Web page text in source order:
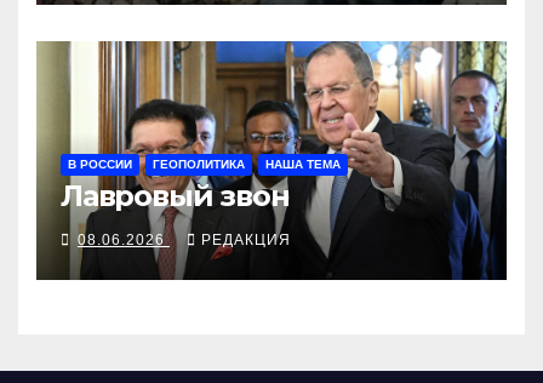
В РОССИИ ГЕОПОЛИТИКА НАША ТЕМА
Лавровый звон
08.06.2026 РЕДАКЦИЯ